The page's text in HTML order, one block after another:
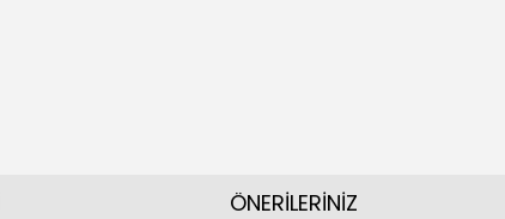
ÖNERİLERİNİZ